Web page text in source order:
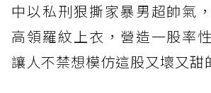
中以私刑狠撕家暴男超帥氣
高領羅紋上衣，營造一股率
讓人不禁想模仿這股又壞又甜